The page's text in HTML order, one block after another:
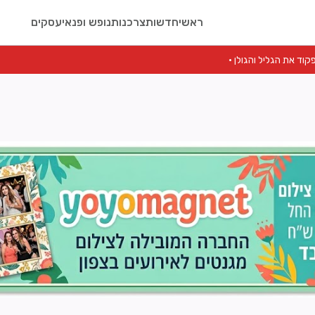
ראשיחדשותצרכנותנופש ופנאיעסקים